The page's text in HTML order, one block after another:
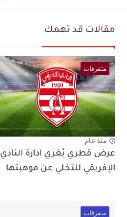
مقالات قد تهمك
متفرقات
منذ عام
عرض قطري يُغري ادارة النادي
الإفريقي للتخلي عن موهبتها
متفرقات